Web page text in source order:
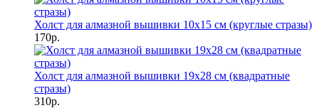
Холст для алмазной вышивки 10х15 см (круглые стразы)
170р.
Холст для алмазной вышивки 19х28 см (квадратные
стразы)
310р.